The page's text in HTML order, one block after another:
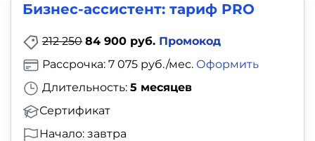
Бизнес-ассистент: тариф PRO
212 250 84 900 руб. Промокод
Длительность: 5 месяцев
Сертификат
Рассрочка: 7 075 руб./мес. Оформить
Начало: завтра